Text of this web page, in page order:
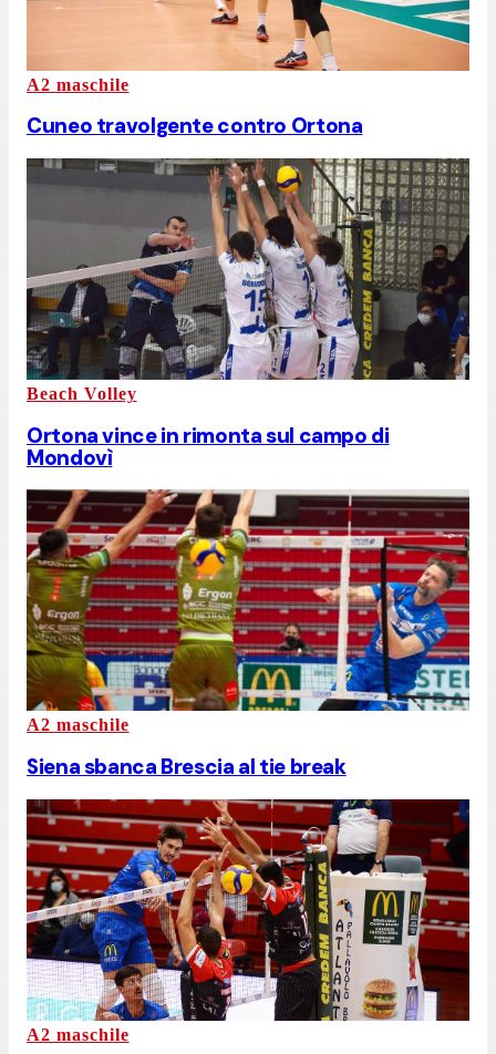
A2 maschile
Cuneo travolgente contro Ortona
Beach Volley
Ortona vince in rimonta sul campo di
Mondovì
A2 maschile
Siena sbanca Brescia al tie break
A2 maschile